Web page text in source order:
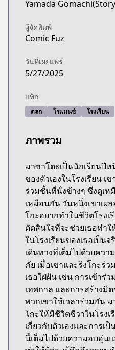
Yamada
ผู้จัดพิมพ์
Comic Fuz
วันที่เผยแพร่
5/27/2025
แท็ก
ตลก โรแมนซ์ โรงเรียน
ภาพรวม
มาซาโตะเป็นนักเรียนปี
ของตัวเองในโรงเรียน เ
ร่วมชั้นที่นั่งข้างๆ ซึ่งดูเห
เหมือนกัน วันหนึ่งเขาเผ
โกะอยากทำในชีวิตโรงเ
ตัดสินใจที่จะช่วยเธอทำ
ในโรงเรียนของเธอเป็น
เดินทางที่เต็มไปด้วยคว
ภัย เมื่อเขาและริงโกะร่
เธอใฝ่ฝัน เช่น การเข้าร่
เทศกาล และการสร้างมิ
พวกเขาใช้เวลาร่วมกัน
โกะให้มีชีวิตชีวาในโรงเ
เกี่ยวกับตัวเองและการเ
นี้เต็มไปด้วยความอบอุ่น